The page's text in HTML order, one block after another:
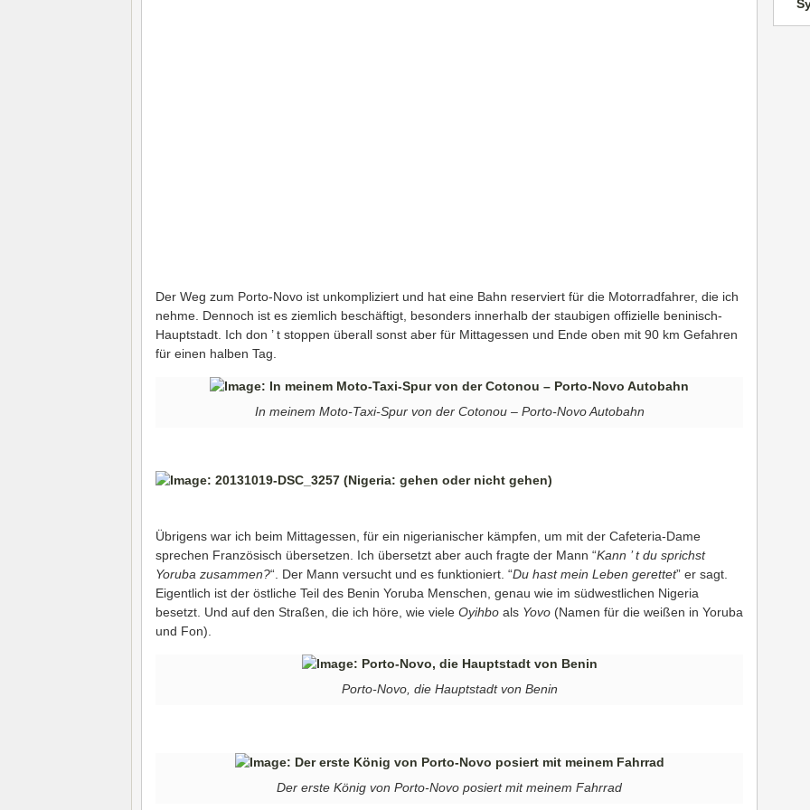
Der Weg zum Porto-Novo ist unkompliziert und hat eine Bahn reserviert für die Motorradfahrer, die ich
nehme. Dennoch ist es ziemlich beschäftigt, besonders innerhalb der staubigen offizielle beninisch-
Hauptstadt. Ich don ’ t stoppen überall sonst aber für Mittagessen und Ende oben mit 90 km Gefahren
für einen halben Tag.
In meinem Moto-Taxi-Spur von der Cotonou – Porto-Novo Autobahn
Übrigens war ich beim Mittagessen, für ein nigerianischer kämpfen, um mit der Cafeteria-Dame
sprechen Französisch übersetzen. Ich übersetzt aber auch fragte der Mann “Kann ’ t du sprichst
Yoruba zusammen?“. Der Mann versucht und es funktioniert. “Du hast mein Leben gerettet” er sagt.
Eigentlich ist der östliche Teil des Benin Yoruba Menschen, genau wie im südwestlichen Nigeria
besetzt. Und auf den Straßen, die ich höre, wie viele Oyihbo als Yovo (Namen für die weißen in Yoruba
und Fon).
Porto-Novo, die Hauptstadt von Benin
Der erste König von Porto-Novo posiert mit meinem Fahrrad